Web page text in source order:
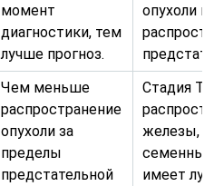
момент
диагностики, тем
лучше прогноз.
опухоли
Чем меньше
распространение
опухоли за
пределы
предстательной
Стадия
железы,
имеет